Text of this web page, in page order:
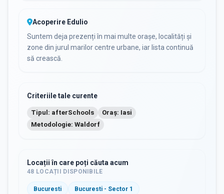
Acoperire Edulio
Suntem deja prezenți în mai multe orașe, localități și
zone din jurul marilor centre urbane, iar lista continuă
să crească.
Criteriile tale curente
Tipul: afterSchools
Oraș: Iasi
Metodologie: Waldorf
Locații în care poți căuta acum
48 LOCAȚII DISPONIBILE
Bucuresti Bucuresti - Sector 1